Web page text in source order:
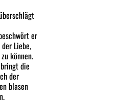
er
Liebe,
können.
die
der
blasen